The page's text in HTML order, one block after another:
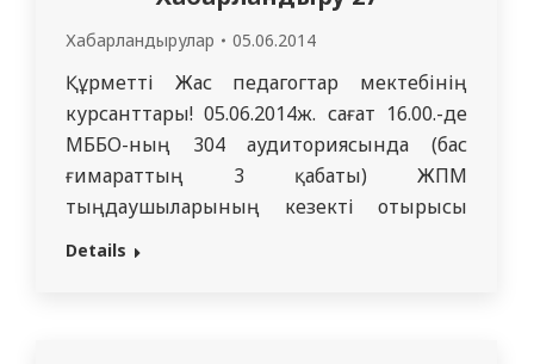
Хабарландырулар 05.06.2014
Құрметті Жас педагогтар мектебінің
курсанттары! 05.06.2014ж. сағат 16.00.-де
МББО-ның 304 аудиториясында (бас
ғимараттың 3 қабаты) ЖПМ
тыңдаушыларының кезекті отырысы
болады. Дәріскер: Қазақстан тарихы және
Details